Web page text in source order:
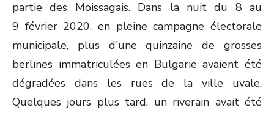
partie des Moissagais. Dans la nuit du 8 au
9 février 2020, en pleine campagne électorale
municipale, plus d'une quinzaine de grosses
berlines immatriculées en Bulgarie avaient été
dégradées dans les rues de la ville uvale.
Quelques jours plus tard, un riverain avait été